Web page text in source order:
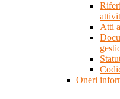
Atti
Oneri